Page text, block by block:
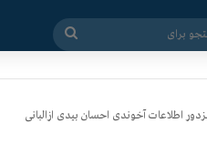
اطلاعات آخوندی احسان بیدی ازالبانی